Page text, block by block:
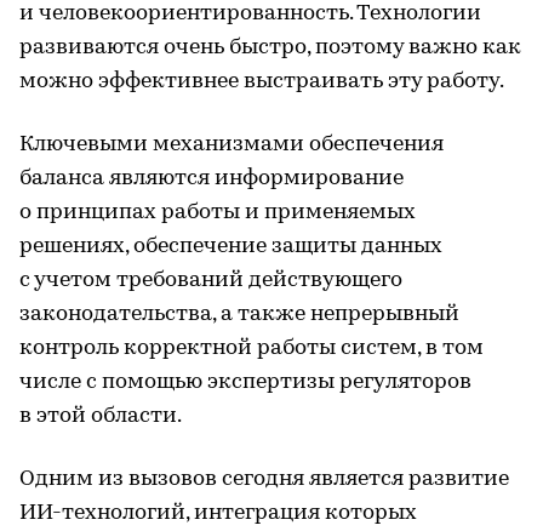
и человекоориентированность. Технологии
развиваются очень быстро, поэтому важно как
можно эффективнее выстраивать эту работу.
Ключевыми механизмами обеспечения
баланса являются информирование
о принципах работы и применяемых
решениях, обеспечение защиты данных
с учетом требований действующего
законодательства, а также непрерывный
контроль корректной работы систем, в том
числе с помощью экспертизы регуляторов
в этой области.
Одним из вызовов сегодня является развитие
ИИ-технологий, интеграция которых